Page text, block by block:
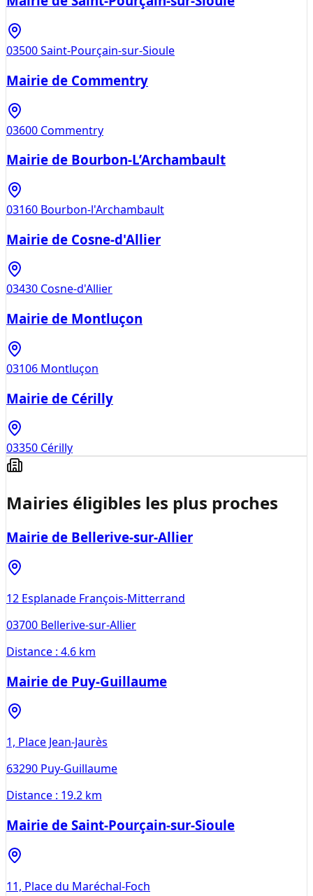
03500Saint-Pourçain-sur-Sioule
Mairie de Commentry
03600 Commentry
Mairie de Bourbon-L’Archambault
03160 Bourbon-l'Archambault
Mairie de Cosne-d'Allier
03430 Cosne-d'Allier
Mairie de Montluçon
03106 Montluçon
Mairie de Cérilly
03350 Cérilly
Mairies éligibles les plus proches
Mairie de Bellerive-sur-Allier
12 Esplanade François-Mitterrand
03700 Bellerive-sur-Allier
Distance : 4.6 km
Mairie de Puy-Guillaume
1, Place Jean-Jaurès
63290 Puy-Guillaume
Distance : 19.2 km
Mairie de Saint-Pourçain-sur-Sioule
11, Place du Maréchal-Foch